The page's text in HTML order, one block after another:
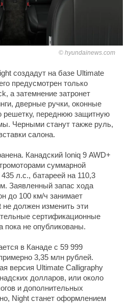
hyundainews.com
создадут на базе Ultimate
предусмотрен только
а затемнение затронет
дверные ручки, оконные
решетку, переднюю защитную
Черными станут также руль,
салона.
Канадский Ioniq 9 AWD+
суммарной
л.с., батареей на 110,3
Заявленный запас хода
до 100 км/ч занимает
должен изменить эти
сертификационные
пока не опубликованы.
в Канаде с 59 999
3,35 млн рублей.
версия Ultimate Calligraphy
долларов, или около
и дополнительных
Night станет оформлением